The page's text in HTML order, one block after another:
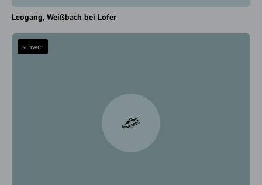
Leogang Weißbach bei Lofer
schwer